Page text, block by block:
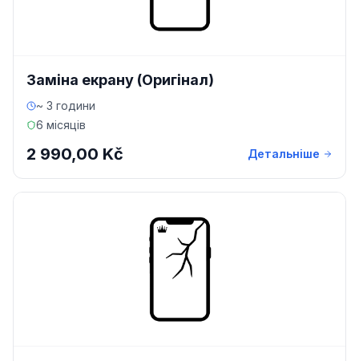
Заміна екрану (Оригінал)
~ 3 години
6 місяців
2 990,00 Kč Детальніше